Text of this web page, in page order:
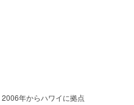
年からハワイに拠点